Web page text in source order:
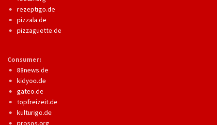
rezeptigo.de
pizzala.de
pizzaguette.de
Consumer:
88news.de
kidyoo.de
gateo.de
topfreizeit.de
kulturigo.de
prosos.org